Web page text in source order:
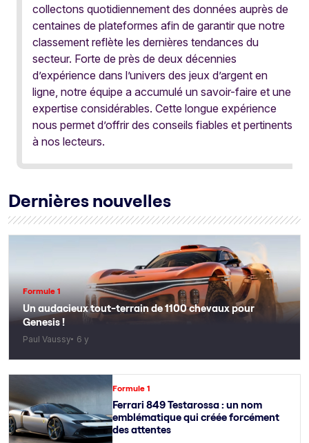
collectons quotidiennement des données auprès de
centaines de plateformes afin de garantir que notre
classement reflète les dernières tendances du
secteur. Forte de près de deux décennies
d’expérience dans l’univers des jeux d’argent en
ligne, notre équipe a accumulé un savoir-faire et une
expertise considérables. Cette longue expérience
nous permet d’offrir des conseils fiables et pertinents
à nos lecteurs.
Dernières nouvelles
Formule 1
Un audacieux tout-terrain de 1100 chevaux pour
Genesis !
Paul Vaussy 6 y
Formule 1
Ferrari 849 Testarossa : un nom
emblématique qui créée forcément
des attentes